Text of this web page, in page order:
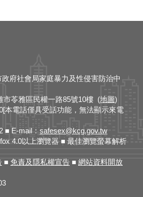
府社會局家庭暴力及性侵害防治中
市苓雅區民權一路85號10樓 (地圖)
本電話僅具受話功能，無法顯示來電
■ E-mail： safesex@kcg.gov.tw
4.0以上瀏覽器 ■ 最佳瀏覽螢幕解析
■ 免責及隱私權宣告 ■ 網站資料開放